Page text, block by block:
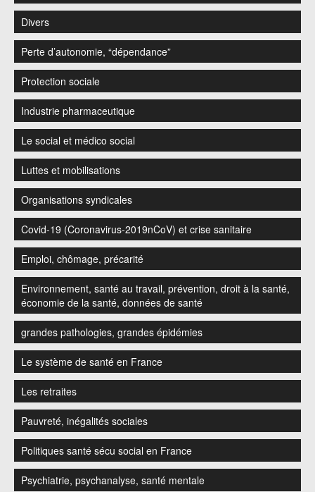
Divers
Perte d’autonomie, “dépendance”
Protection sociale
Industrie pharmaceutique
Le social et médico social
Luttes et mobilisations
Organisations syndicales
Covid-19 (Coronavirus-2019nCoV) et crise sanitaire
Emploi, chômage, précarité
Environnement, santé au travail, prévention, droit à la santé,
économie de la santé, données de santé
grandes pathologies, grandes épidémies
Le système de santé en France
Les retraites
Pauvreté, inégalités sociales
Politiques santé sécu social en France
Psychiatrie, psychanalyse, santé mentale